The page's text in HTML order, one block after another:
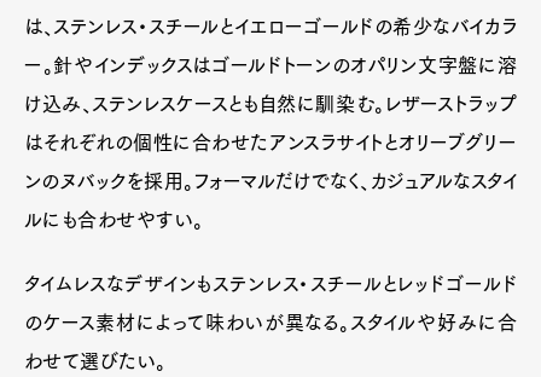
は、ステンレス・スチールとイエローゴールドの希少なバイカラ
ー。針やインデックスはゴールドトーンのオパリン文字盤に溶
け込み、ステンレスケースとも自然に馴染む。レザーストラップ
はそれぞれの個性に合わせたアンスラサイトとオリーブグリー
ンのヌバックを採用。フォーマルだけでなく、カジュアルなスタイ
ルにも合わせやすい。
タイムレスなデザインもステンレス・スチールとレッドゴールド
のケース素材によって味わいが異なる。スタイルや好みに合
わせて選びたい。